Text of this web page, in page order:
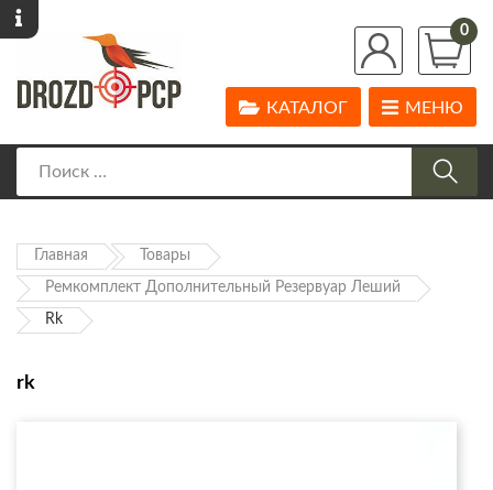
0
МЕНЮ
КАТАЛОГ
Главная Товары
Ремкомплект Дополнительный Резервуар Леший
Rk
rk